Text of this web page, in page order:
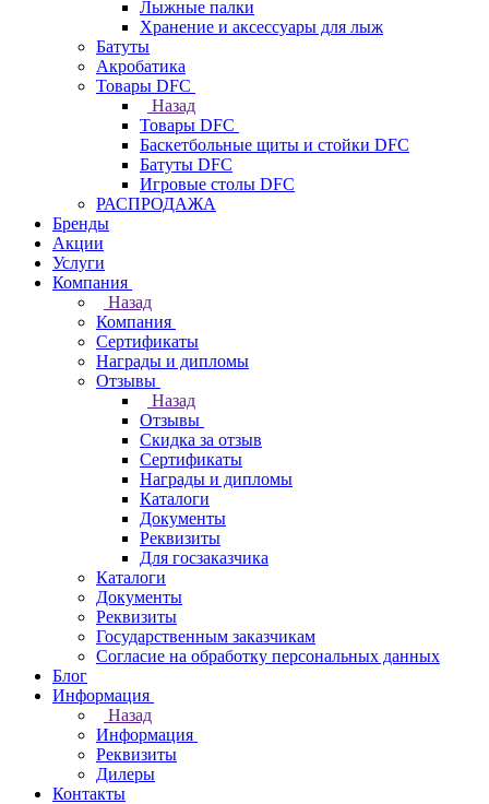
Лыжные палки
Хранение и аксессуары для лыж
Батуты
Акробатика
Товары DFC
Назад
Товары DFC
Баскетбольные щиты и стойки DFC
Батуты DFC
Игровые столы DFC
РАСПРОДАЖА
Бренды
Акции
Услуги
Компания
Назад
Компания
Сертификаты
Награды и дипломы
Отзывы
Назад
Отзывы
Скидка за отзыв
Сертификаты
Награды и дипломы
Каталоги
Документы
Реквизиты
Для госзаказчика
Каталоги
Документы
Реквизиты
Государственным заказчикам
Согласие на обработку персональных данных
Блог
Информация
Назад
Информация
Реквизиты
Дилеры
Контакты